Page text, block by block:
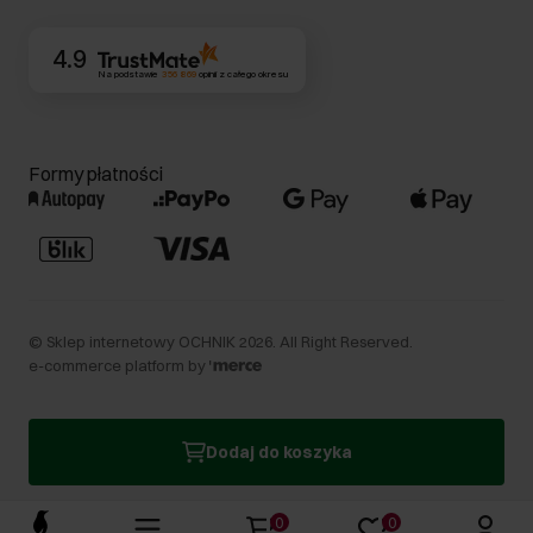
Dodaj do koszyka
4.9
Na podstawie 356 869opinii z całego okresu
Formy płatności
© Sklep internetowy OCHNIK 2026 . All Right Reserved.
e-commerce platform by
0 0